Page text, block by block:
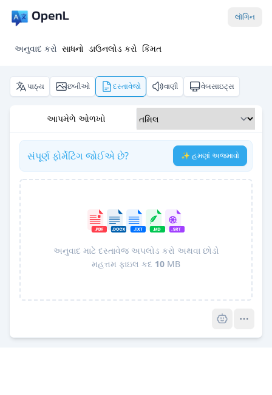
લૉગિન
અનુવાદ કરો સાધનો ડાઉનલોડ કરો કિંમત
પાઠ્ય છબીઓ દસ્તાવેજો વાણી વેબસાઇટ્સ
આપમેળે ઓળખો
સંપૂર્ણ ફોર્મેટિંગ જોઈએ છે? ✨ હમણાં અજમાવો
અનુવાદ માટે દસ્તાવેજ અપલોડ કરો અથવા છોડો
મહત્તમ ફાઇલ કદ 10 MB